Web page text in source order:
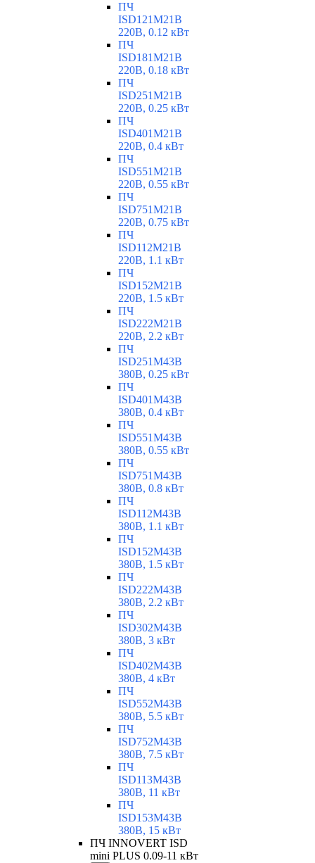
ПЧ
ISD121M21B
220В, 0.12 кВт
ПЧ
ISD181M21B
220В, 0.18 кВт
ПЧ
ISD251M21B
220В, 0.25 кВт
ПЧ
ISD401M21B
220В, 0.4 кВт
ПЧ
ISD551M21B
220В, 0.55 кВт
ПЧ
ISD751M21B
220В, 0.75 кВт
ПЧ
ISD112M21B
220В, 1.1 кВт
ПЧ
ISD152M21B
220В, 1.5 кВт
ПЧ
ISD222M21B
220В, 2.2 кВт
ПЧ
ISD251M43B
380В, 0.25 кВт
ПЧ
ISD401M43B
380В, 0.4 кВт
ПЧ
ISD551M43B
380В, 0.55 кВт
ПЧ
ISD751M43B
380В, 0.8 кВт
ПЧ
ISD112M43B
380В, 1.1 кВт
ПЧ
ISD152M43B
380В, 1.5 кВт
ПЧ
ISD222M43B
380В, 2.2 кВт
ПЧ
ISD302M43B
380В, 3 кВт
ПЧ
ISD402M43B
380В, 4 кВт
ПЧ
ISD552M43B
380В, 5.5 кВт
ПЧ
ISD752M43B
380В, 7.5 кВт
ПЧ
ISD113M43B
380В, 11 кВт
ПЧ
ISD153M43B
380В, 15 кВт
ПЧ INNOVERT ISD
mini PLUS 0.09-11 кВт